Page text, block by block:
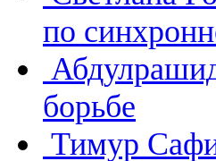
по
борьбе
Тимур